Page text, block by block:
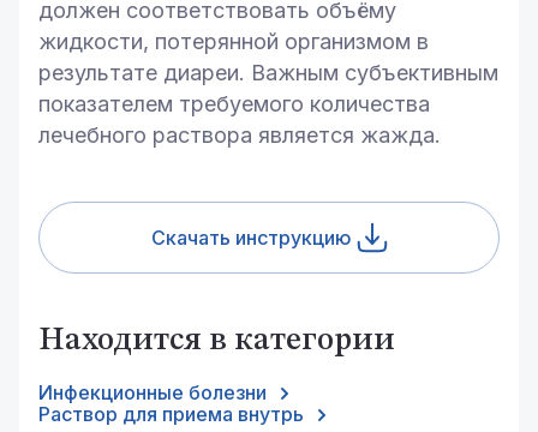
должен соответствовать объёму
жидкости, потерянной организмом в
результате диареи. Важным субъективным
показателем требуемого количества
лечебного раствора является жажда.
Скачать инструкцию
Находится в категории
Инфекционные болезни
Раствор для приема внутрь